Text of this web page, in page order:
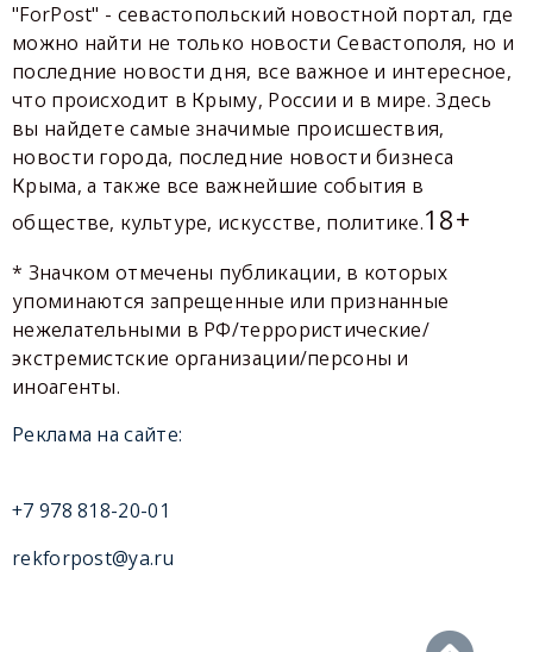
"ForPost" - севастопольский новостной портал, где
можно найти не только новости Севастополя, но и
последние новости дня, все важное и интересное,
что происходит в Крыму, России и в мире. Здесь
вы найдете самые значимые происшествия,
новости города, последние новости бизнеса
Крыма, а также все важнейшие события в
обществе, культуре, искусстве, политике.18+
* Значком отмечены публикации, в которых
упоминаются запрещенные или признанные
нежелательными в РФ/террористические/
экстремистские организации/персоны и
иноагенты.
Реклама на сайте:
+7 978 818-20-01
rekforpost@ya.ru